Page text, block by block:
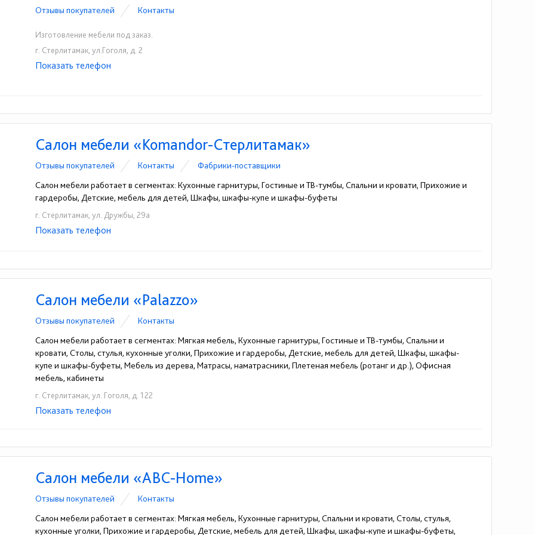
Отзывы покупателей Контакты
Изготовление мебели под заказ.
г. Стерлитамак, ул.Гоголя, д. 2
☎+7-965-944-19-98
Показать телефон
Салон мебели «Komandor-Стерлитамак»
Отзывы покупателей Контакты
Фабрики-поставщики
Салон мебели работает в сегментах: Кухонные гарнитуры, Гостиные и ТВ-тумбы, Спальни и кровати, Прихожие и
гардеробы, Детские, мебель для детей, Шкафы, шкафы-купе и шкафы-буфеты
г. Стерлитамак, ул. Дружбы, 29а
☎+7(3473)20-50-50
Показать телефон
Салон мебели «Palazzo»
Отзывы покупателей
Контакты
Салон мебели работает в сегментах: Мягкая мебель, Кухонные гарнитуры, Гостиные и ТВ-тумбы, Спальни и
кровати, Столы, стулья, кухонные уголки, Прихожие и гардеробы, Детские, мебель для детей, Шкафы, шкафы-
купе и шкафы-буфеты, Мебель из дерева, Матрасы, наматрасники, Плетеная мебель (ротанг и др.), Офисная
мебель, кабинеты
г. Стерлитамак, ул. Гоголя, д. 122
☎+7-919-141-21-68
Показать телефон
Салон мебели «ABC-Home»
Отзывы покупателей
Контакты
Салон мебели работает в сегментах: Мягкая мебель, Кухонные гарнитуры, Спальни и кровати, Столы, стулья,
кухонные уголки, Прихожие и гардеробы, Детские, мебель для детей, Шкафы, шкафы-купе и шкафы-буфеты,